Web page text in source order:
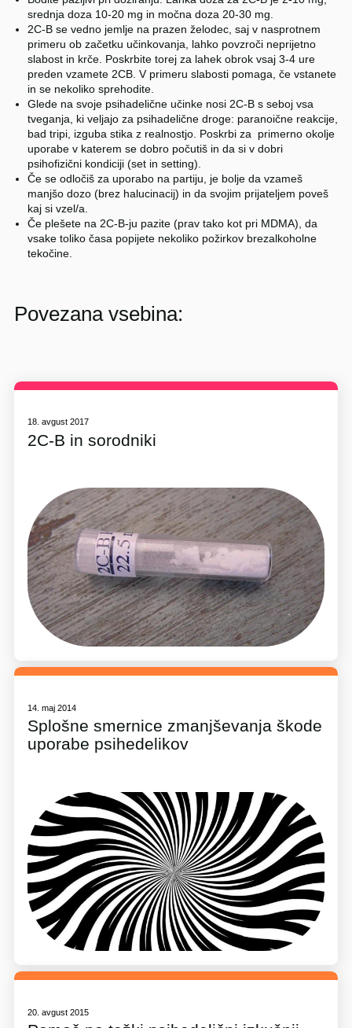
srednja doza 10-20 mg in močna doza 20-30 mg.
2C-B se vedno jemlje na prazen želodec, saj v nasprotnem
primeru ob začetku učinkovanja, lahko povzroči neprijetno
slabost in krče. Poskrbite torej za lahek obrok vsaj 3-4 ure
preden vzamete 2CB. V primeru slabosti pomaga, če vstanete
in se nekoliko sprehodite.
Glede na svoje psihadelične učinke nosi 2C-B s seboj vsa
tveganja, ki veljajo za psihadelične droge: paranoične reakcije,
bad tripi, izguba stika z realnostjo. Poskrbi za primerno okolje
uporabe v katerem se dobro počutiš in da si v dobri
psihofizični kondiciji (set in setting).
Če se odločiš za uporabo na partiju, je bolje da vzameš
manjšo dozo (brez halucinacij) in da svojim prijateljem poveš
kaj si vzel/a.
Če plešete na 2C-B-ju pazite (prav tako kot pri MDMA), da
vsake toliko časa popijete nekoliko požirkov brezalkoholne
tekočine.
Povezana vsebina:
18. avgust 2017
2C-B in sorodniki
14. maj 2014
Splošne smernice zmanjševanja škode
uporabe psihedelikov
20. avgust 2015